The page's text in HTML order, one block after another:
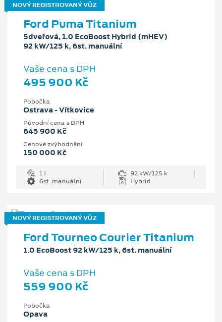
NOVÝ REGISTROVANÝ VŮZ
Ford Puma Titanium
5dveřová, 1.0 EcoBoost Hybrid (mHEV)
92 kW/125 k, 6st. manuální
Vaše cena s DPH
495 900 Kč
Pobočka
Ostrava - Vítkovice
Původní cena s DPH
645 900 Kč
Cenové zvýhodnění
150 000 Kč
1 l
92 kW/125 k
6st. manuální
Hybrid
NOVÝ REGISTROVANÝ VŮZ
Ford Tourneo Courier Titanium
1.0 EcoBoost 92 kW/125 k, 6st. manuální
Vaše cena s DPH
559 900 Kč
Pobočka
Opava